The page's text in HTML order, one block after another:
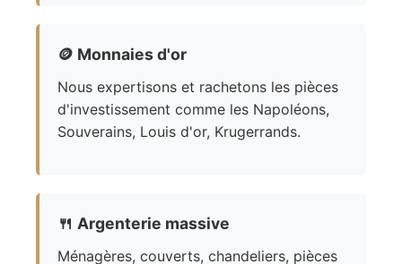
🪙 Monnaies d'or
Nous expertisons et rachetons les pièces
d'investissement comme les Napoléons,
Souverains, Louis d'or, Krugerrands.
🍴 Argenterie massive
Ménagères, couverts, chandeliers, pièces